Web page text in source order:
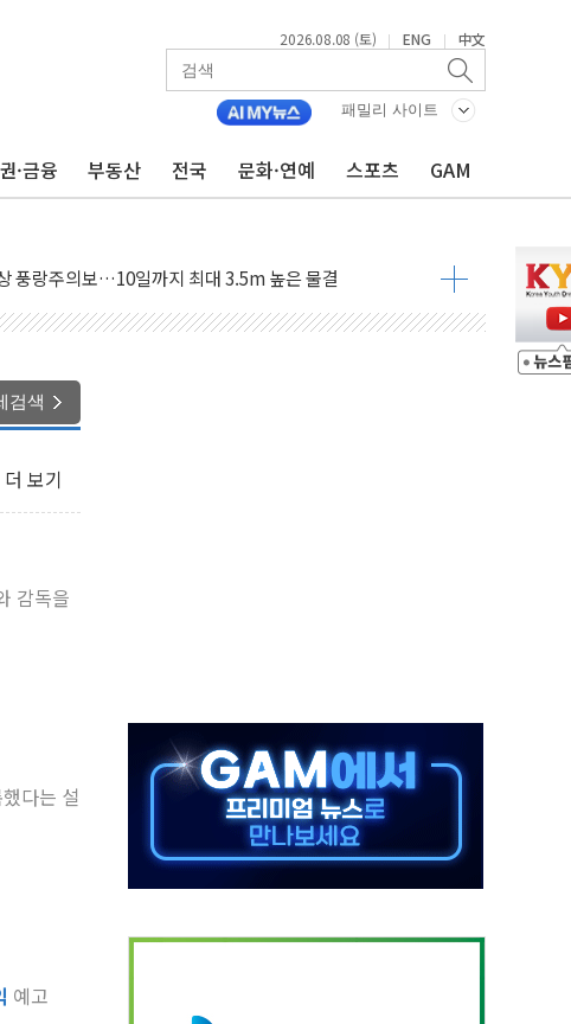
2026.08.08 (토) | ENG | 中文
패밀리 사이트
·금융 부동산 전국 문화·연예 스포츠 GAM
석에 '뻔뻔' 받아친 정청래…제주 연설서 신경전 고조
편 재검토 지시…與 "적극 환영"·野 "졸속 국정"
질환 사망 23명…정부, 비상대응기구 가동
부양, 수도 베이징도 부동산 규제 철폐
'별똥별 멍' 운영…페르세우스 유성우 관측
안 시간당 50mm 이상 폭우…호우경보 발효
허 기능시험 오전 집중 편성…체감온도 38도 넘으면 중단
진 시간당 20~30mm 강한 비...가뭄 해소될 듯
야 지속…내륙 곳곳 소나기
인정보 보안 새판 짠다…'자율규제단체' 타진
·인천 경선 발표...김민석 '재역전' vs 정청래 '격차 확대'
크에 금리 인상 우려 후퇴…S&P500 최고치
이사 해임 재추진…"26일까지 의혹 소명" 요구
검색
보기
감독을
다는 설
예고